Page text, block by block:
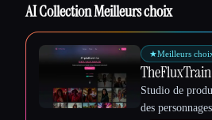
AI Collection Meilleurs choix
★Meilleurs
TheFluxTrain
Studio de
des